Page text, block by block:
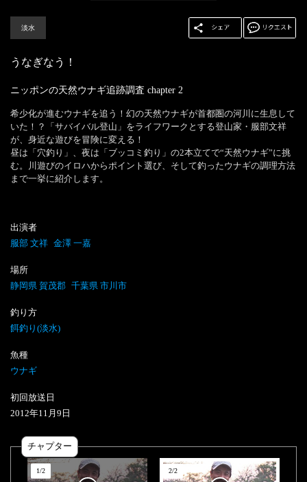
淡水
うなぎなう！
ニッポンの天然ウナギ追跡調査 chapter 2
希少化が進むウナギを追う！幻の天然ウナギが首都圏の河川に生息して
いた！？「サバイバル登山」をライフワークとする登山家・服部文祥
が、身近な遊びを冒険に変える！
昼は「穴釣り」、夜は「ブッコミ釣り」の2本立てで“天然ウナギ”に挑
む。川遊びのイロハからポイント選び、そして釣ったウナギの調理方法
まで一挙に紹介します。
出演者
服部 文祥 金澤 一嘉
場所
静岡県 賀茂郡 千葉県 市川市
釣り方
餌釣り(淡水)
魚種
ウナギ
初回放送日
2012年11 月 9 日
チャプター
1/2 2/2